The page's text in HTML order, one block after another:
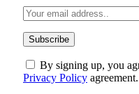
By signing up, you
Privacy Policy agreement.